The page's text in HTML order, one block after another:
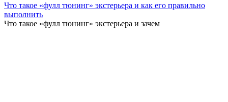
Что такое «фулл тюнинг» экстерьера и как его правильно
выполнить
Что такое «фулл тюнинг» экстерьера и зачем